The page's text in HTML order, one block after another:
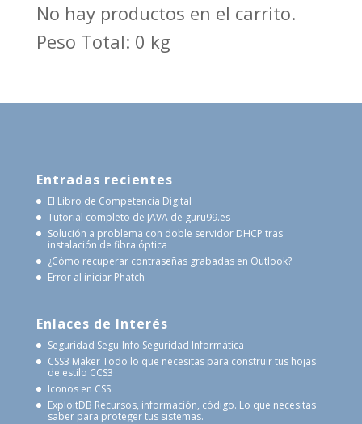
No hay productos en el carrito.
Peso Total: 0 kg
Entradas recientes
El Libro de Competencia Digital
Tutorial completo de JAVA de guru99.es
Solución a problema con doble servidor DHCP tras
instalación de fibra óptica
¿Cómo recuperar contraseñas grabadas en Outlook?
Error al iniciar Phatch
Enlaces de Interés
Seguridad Segu-Info Seguridad Informática
CSS3 MakerTodo lo que necesitas para construir tus hojas
de estilo CCS3
Iconos en CSS
ExploitDB Recursos, información, código. Lo que necesitas
saber para proteger tus sistemas.